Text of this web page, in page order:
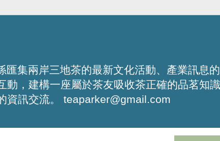
匯集兩岸三地茶的最新文化活動、產業訊息
，建構一座屬於茶友吸收茶正確的品茗知
資訊交流。 teaparker@gmail.com